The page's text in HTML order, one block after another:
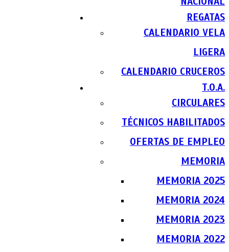
REGATAS
CALENDARIO VELA
LIGERA
CALENDARIO CRUCEROS
T.O.A.
CIRCULARES
TÉCNICOS HABILITADOS
OFERTAS DE EMPLEO
MEMORIA
MEMORIA 2025
MEMORIA 2024
MEMORIA 2023
MEMORIA 2022